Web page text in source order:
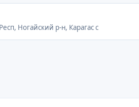
Ногайский р-н, Карагас с